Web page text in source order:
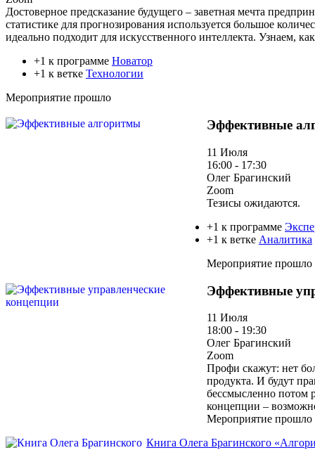
Достоверное предсказание будущего – заветная мечта
статистике для прогнозирования используется большое
идеально подходит для искусственного интеллекта. Узнаем,
+1 к программе Новатор
+1 к ветке Технологии
Мероприятие прошло
Эффективные
11 Июля
16:00 - 17:30
Олег Брагинский
Zoom
Тезисы ожидаются.
+1 к программе
+1 к ветке Аналитика
Мероприятие прошло
Эффективные
11 Июля
18:00 - 19:30
Олег Брагинский
Zoom
Профи скажут: нет
продукта. И будут
бессмысленно потом
концепции –
Мероприятие прошло
Книга Олега Брагинского